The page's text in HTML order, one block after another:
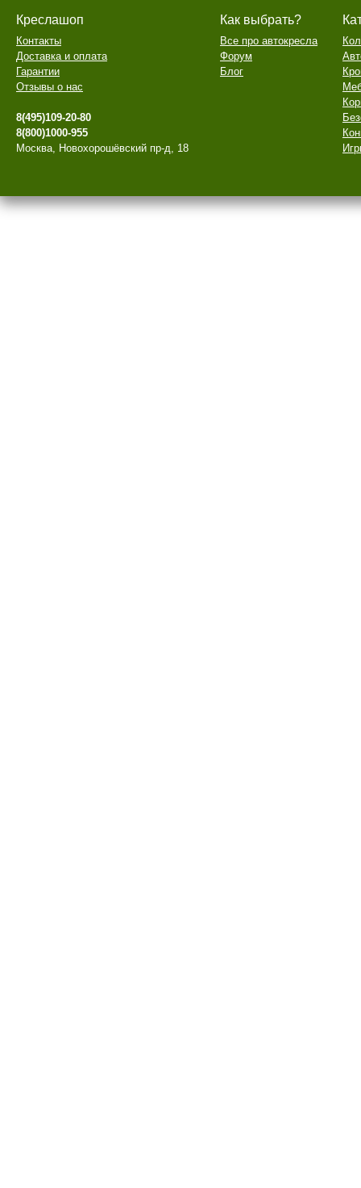
Креслашоп
Контакты
Доставка и оплата
Гарантии
Отзывы о нас
8(495)109-20-80
8(800)1000-955
Москва, Новохорошёвский пр-д, 18
Как выбрать?
Все про автокресла
Форум
Блог